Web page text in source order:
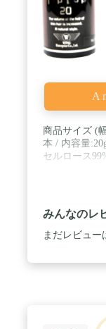
商品サイズ (
本 / 内容量
セルロース
みんなのレ
まだレビュー